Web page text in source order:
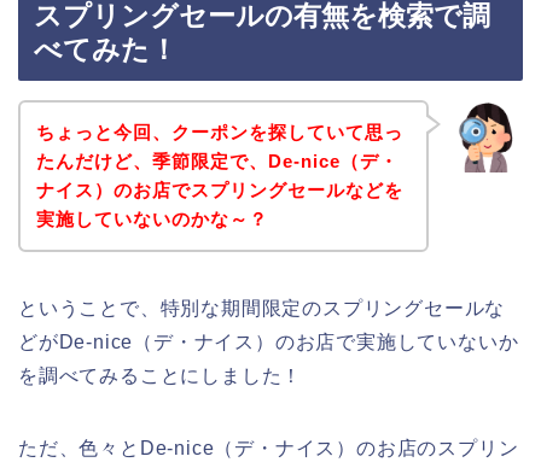
スプリングセールの有無を検索で調
べてみた！
ちょっと今回、クーポンを探していて思っ
たんだけど、季節限定で、De-nice（デ・
ナイス）のお店でスプリングセールなどを
実施していないのかな～？
ということで、特別な期間限定のスプリングセールな
どがDe-nice（デ・ナイス）のお店で実施していないか
を調べてみることにしました！
ただ、色々とDe-nice（デ・ナイス）のお店のスプリン